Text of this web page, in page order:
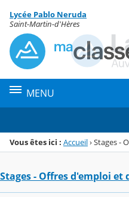
Menu de la rubrique
Contenu
Lycée Pablo Neruda
Saint-Martin-d'Hères
MENU
Vous êtes ici : Accueil›Stages -
Stages - Offres d'emploi et